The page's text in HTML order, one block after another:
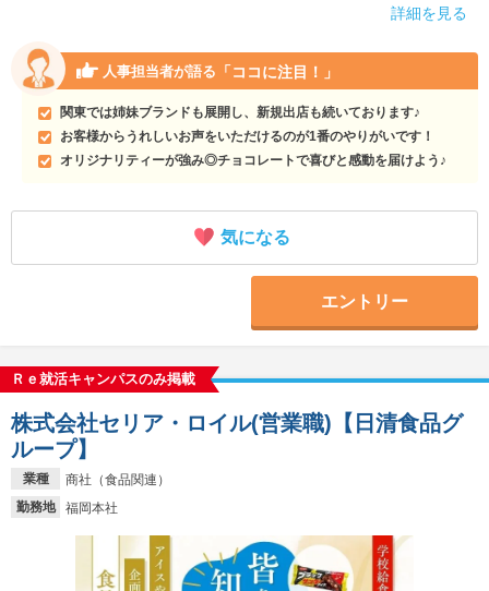
詳細を見る
人事担当者が語る 「ココに注目！」
関東では姉妹ブランドも展開し、新規出店も続いております♪
お客様からうれしいお声をいただけるのが1番のやりがいです！
オリジナリティーが強み◎チョコレートで喜びと感動を届けよう♪
気になる
エントリー
Ｒｅ就活キャンパスのみ掲載
業種
商社（食品関連）
勤務地
福岡本社
株式会社セリア・ロイル(営業職)【日清食品グ
ループ】